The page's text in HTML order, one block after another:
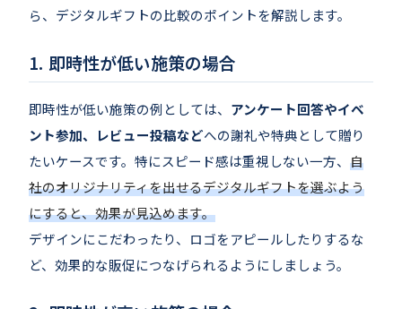
ら、デジタルギフトの比較のポイントを解説します。
即時性が低い施策の場合
即時性が低い施策の例としては、 アンケート回答やイベ
ント参加、レビュー投稿などへの謝礼や特典として贈り
たいケースです。特にスピード感は重視しない一方、 自
社のオリジナリティを出せるデジタルギフトを選ぶよう
にすると、効果が見込めます。
デザインにこだわったり、ロゴをアピールしたりするな
ど、効果的な販促につなげられるようにしましょう。